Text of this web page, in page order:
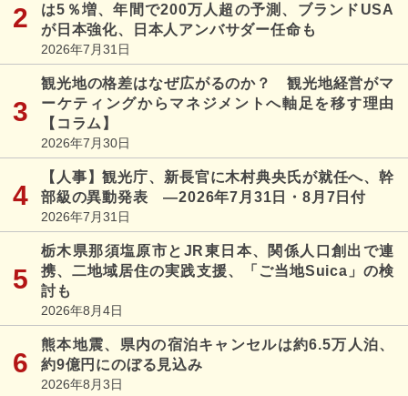
は5％増、年間で200万人超の予測、ブランドUSA
が日本強化、日本人アンバサダー任命も
2026年7月31日
観光地の格差はなぜ広がるのか？ 観光地経営がマ
ーケティングからマネジメントへ軸足を移す理由
【コラム】
2026年7月30日
【人事】観光庁、新長官に木村典央氏が就任へ、幹
部級の異動発表 ―2026年7月31日・8月7日付
2026年7月31日
栃木県那須塩原市とJR東日本、関係人口創出で連
携、二地域居住の実践支援、「ご当地Suica」の検
討も
2026年8月4日
熊本地震、県内の宿泊キャンセルは約6.5万人泊、
約9億円にのぼる見込み
2026年8月3日